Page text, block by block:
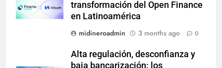
transformación del Open Finance
en Latinoamérica
midineroadmin
3 months ago 0
Alta regulación, desconfianza y
baja bancarización: los